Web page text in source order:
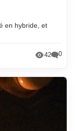
en hybride, et
42 0